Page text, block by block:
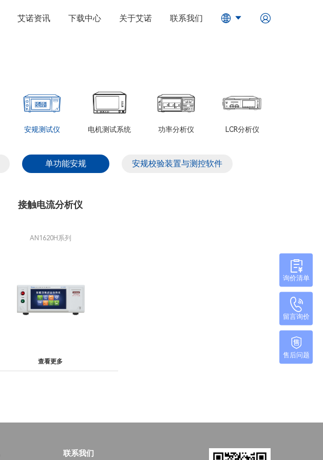
艾诺资讯 下载中心 关于艾诺 联系我们
安规测试仪 电机测试系统 功率分析仪 LCR分析仪
单功能安规 安规校验装置与测控软件
接触电流分析仪
AN1620H系列
查看更多
联系我们
询价清单
留言询价
售后问题